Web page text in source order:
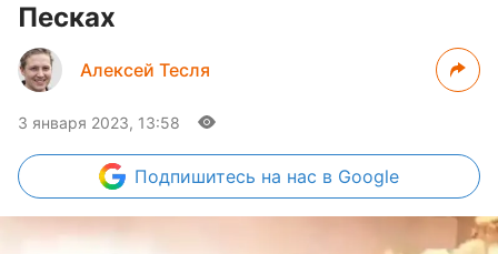
Песках
Алексей Тесля
3 января 2023, 13:58
Подпишитесь на нас в Google